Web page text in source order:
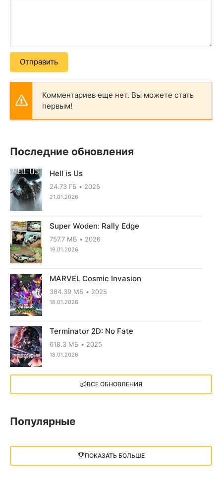
Отправить
Комментариев еще нет. Вы можете стать
первым!
Последние обновления
Hell is Us
24.73 ГБ 2025
21.01.2026
Super Woden: Rally Edge
757.7 МБ 2026
19.01.2026
MARVEL Cosmic Invasion
384.39 МБ 2025
18.01.2026
Terminator 2D: No Fate
618.3 МБ 2025
18.01.2026
X4: Foundations (2018)
13.73 GB 2018
13 ГБ 2025
ВСЕ ОБНОВЛЕНИЯ
Популярные
ПОКАЗАТЬ БОЛЬШЕ